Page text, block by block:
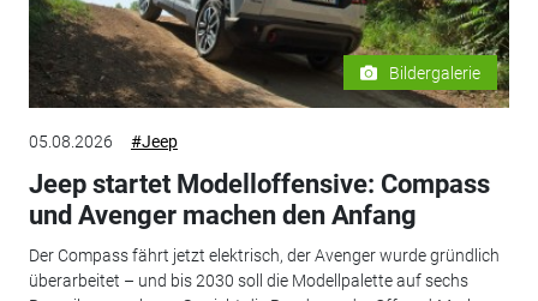
Bildergalerie
05.08.2026 #Jeep
Jeep startet Modelloffensive: Compass
und Avenger machen den Anfang
Der Compass fährt jetzt elektrisch, der Avenger wurde gründlich
überarbeitet – und bis 2030 soll die Modellpalette auf sechs